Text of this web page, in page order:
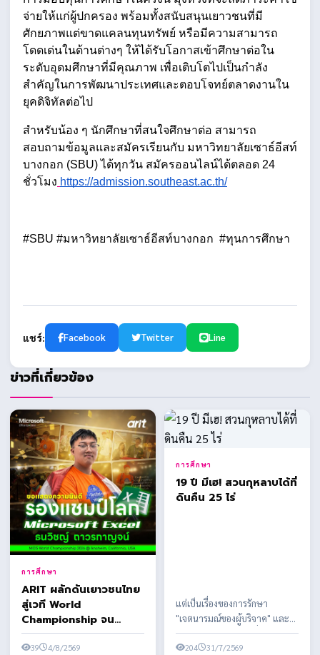
จ่ายให้แก่ผู้ปกครอง พร้อมทั้งสนับสนุนเยาวชนที่มี
ศักยภาพแต่ขาดแคลนทุนทรัพย์ หรือมีความสามารถ
โดดเด่นในด้านต่างๆ ให้ได้รับโอกาสเข้าศึกษาต่อใน
ระดับอุดมศึกษาที่มีคุณภาพ เพื่อเติบโตไปเป็นกำลัง
สำคัญในการพัฒนาประเทศและตอบโจทย์ตลาดงานใน
ยุคดิจิทัลต่อไป
สำหรับน้อง ๆ นักศึกษาที่สนใจศึกษาต่อ สามารถ
สอบถามข้อมูลและสมัครเรียนกับ มหาวิทยาลัยเซาธ์อีสท์
บางกอก (SBU) ได้ทุกวัน สมัครออนไลน์ได้ตลอด 24
ชั่วโมง https://admission.southeast.ac.th/
#SBU #มหาวิทยาลัยเซาธ์อีสท์บางกอก  #ทุนการศึกษา
แชร์: Facebook Twitter Line
ข่าวที่เกี่ยวข้อง
การศึกษา
ARIT ผลักดันเยาวชนไทย
สู่เวที World
Championship จน
นักศึกษา ม.อ. คว้ารองชนะ
เลิศอันดับ 1 โลก
39 4/8/2569
การศึกษา
19 ปี มีเฮ! สวนกุหลาบได้ที่
ดินคืน 25 ไร่
แต่เป็นเรื่องของการรักษา
"เจตนารมณ์ของผู้บริจาค" และ
การปกป้องทรัพย์สินเพื่อการ
204 31/7/2569